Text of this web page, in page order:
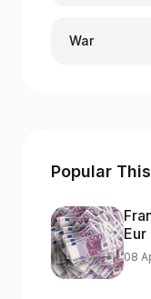
War
Popular
08